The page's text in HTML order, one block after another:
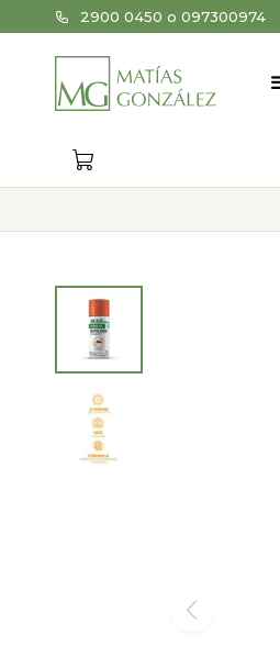
2900 0450 o 097300974